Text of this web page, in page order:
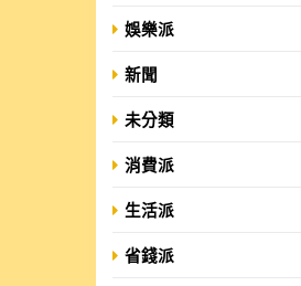
娛樂派
新聞
未分類
消費派
生活派
省錢派